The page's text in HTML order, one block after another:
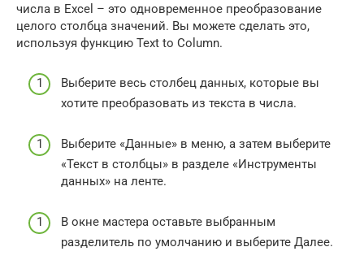
числа в Excel – это одновременное преобразование
целого столбца значений. Вы можете сделать это,
используя функцию Text to Column.
Выберите весь столбец данных, которые вы
хотите преобразовать из текста в числа.
Выберите «Данные» в меню, а затем выберите
«Текст в столбцы» в разделе «Инструменты
данных» на ленте.
В окне мастера оставьте выбранным
разделитель по умолчанию и выберите Далее.